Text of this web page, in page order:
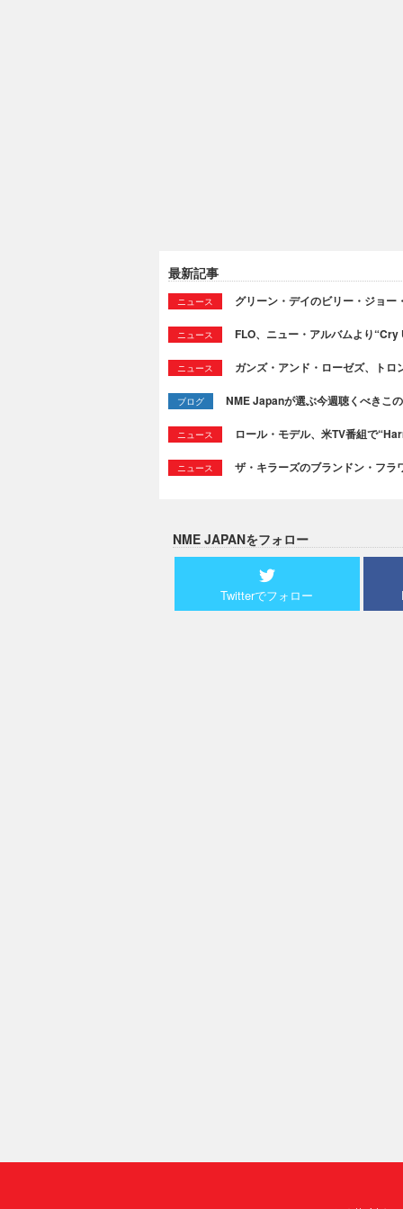
最新記事
ニュース グリーン・デイのビリー・ジョ
ニュース FLO、ニュー・アルバムより
ニュース ガンズ・アンド・ローゼズ、ト
ブログ NME Japanが選ぶ今週聴くべきこ
ニュース ロール・モデル、米TV番組で
ニュース ザ・キラーズのブランドン・フ
NME JAPANをフォロー
Twitterでフォロー